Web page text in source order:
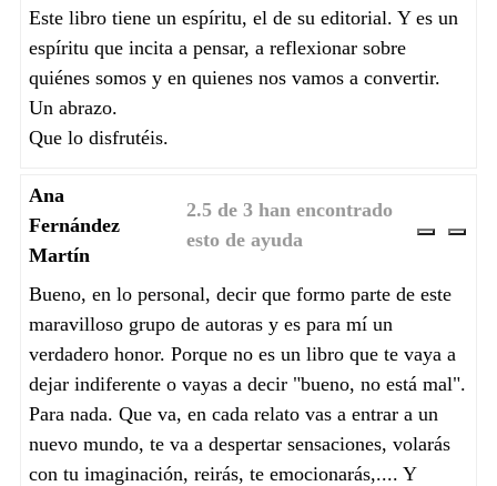
Este libro tiene un espíritu, el de su editorial. Y es un
espíritu que incita a pensar, a reflexionar sobre
quiénes somos y en quienes nos vamos a convertir.
Un abrazo.
Que lo disfrutéis.
Ana
Fernández
Martín
2.5 de 3 han encontrado
esto de ayuda
Bueno, en lo personal, decir que formo parte de este
maravilloso grupo de autoras y es para mí un
verdadero honor. Porque no es un libro que te vaya a
dejar indiferente o vayas a decir "bueno, no está mal".
Para nada. Que va, en cada relato vas a entrar a un
nuevo mundo, te va a despertar sensaciones, volarás
con tu imaginación, reirás, te emocionarás,.... Y